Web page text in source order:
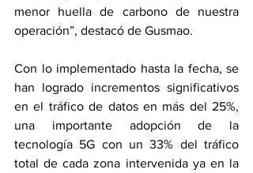
menor huella de carbono de nuestra
operación”, destacó de Gusmao.
Con lo implementado hasta la fecha, se
han logrado incrementos significativos
en el tráfico de datos en más del 25%,
una importante adopción de la
tecnología 5G con un 33% del tráfico
total de cada zona intervenida ya en la